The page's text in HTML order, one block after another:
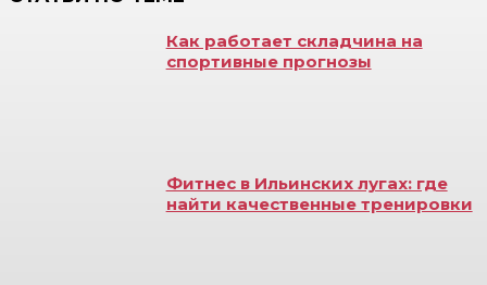
Как работает складчина на
спортивные прогнозы
Фитнес в Ильинских лугах: где
найти качественные тренировки